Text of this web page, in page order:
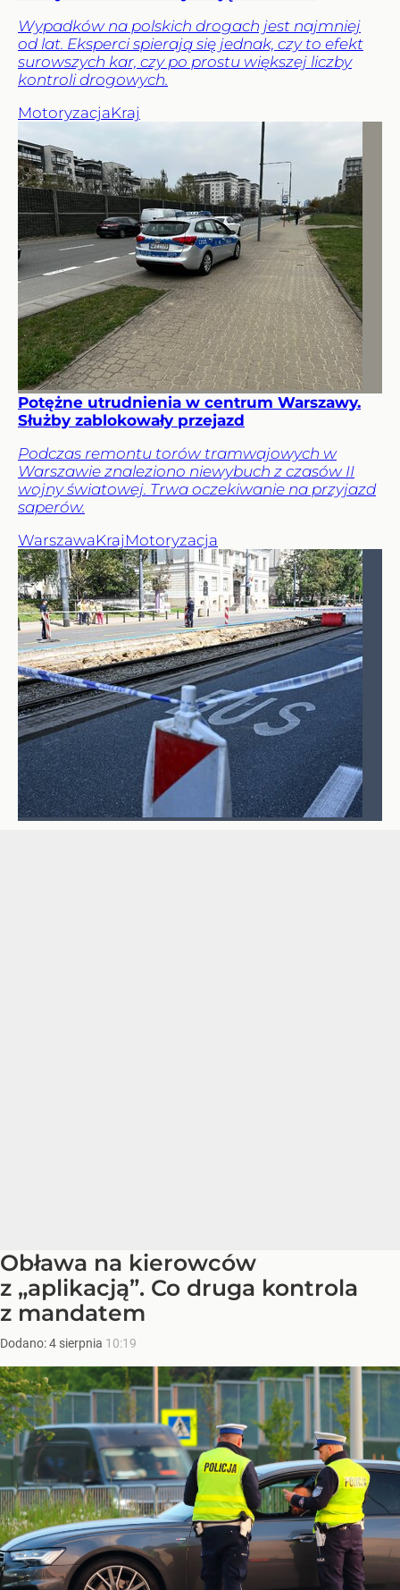
Wypadków na polskich drogach jest najmniej
od lat. Eksperci spierają się jednak, czy to efekt
surowszych kar, czy po prostu większej liczby
kontroli drogowych.
MotoryzacjaKraj
Potężne utrudnienia w centrum Warszawy.
Służby zablokowały przejazd
Podczas remontu torów tramwajowych w
Warszawie znaleziono niewybuch z czasów II
wojny światowej. Trwa oczekiwanie na przyjazd
saperów.
WarszawaKraj Motoryzacja
Obława na kierowców
z „aplikacją”. Co druga kontrola
z mandatem
Dodano:4 sierpnia 10:19